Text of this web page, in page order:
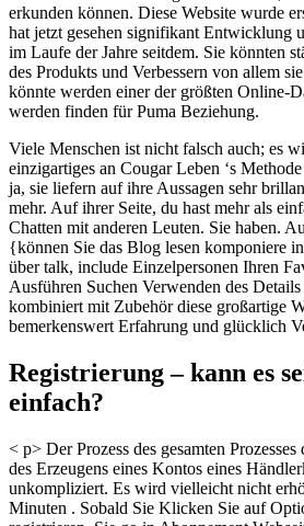
erkunden können. Diese Website wurde
hat jetzt gesehen signifikant Entwicklung
im Laufe der Jahre seitdem. Sie könnten
des Produkts und Verbessern von allem
könnte werden einer der größten Online-
werden finden für Puma Beziehung.
Viele Menschen ist nicht falsch auch; es
einzigartiges an Cougar Leben ‘s
ja, sie liefern auf ihre Aussagen sehr
mehr. Auf ihrer Seite, du hast mehr als
Chatten mit anderen Leuten. Sie haben.
{können Sie das Blog lesen komponiere
über talk, include Einzelpersonen Ihren
Ausführen Suchen Verwenden des
kombiniert mit Zubehör diese großartige
bemerkenswert Erfahrung und glücklich
Registrierung – kann es
einfach?
< p> Der Prozess des gesamten Prozesses
des Erzeugens eines Kontos eines
unkompliziert. Es wird vielleicht nicht
Minuten . Sobald Sie Klicken Sie auf